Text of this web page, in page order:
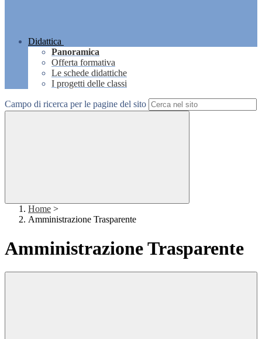
Didattica
Panoramica
Offerta formativa
Le schede didattiche
I progetti delle classi
Campo di ricerca per le pagine del sito
Home >
Amministrazione Trasparente
Amministrazione Trasparente